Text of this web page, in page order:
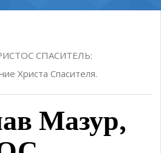
СПАСИТЕЛЬ:
Христа Спасителя.
Мазур,